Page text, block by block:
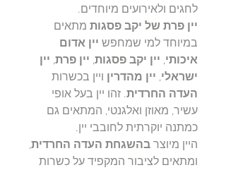
לחגים ולאירועים מיוחדים.
יין פרת של יקב פסגות מתאים
במיוחד למי שמחפש יין אדום
איכותי, יין יקב פסגות, יין פרת, יין
ישראלי, יין מהדרין ויין בכשרות
העדה החרדית. זהו יין בעל אופי
עשיר, מאוזן ואלגנטי, המתאים גם
כמתנה יוקרתית לחובבי יין.
היין מיוצר בהשגחת העדה החרדית,
ומתאים לציבור המקפיד על כשרות